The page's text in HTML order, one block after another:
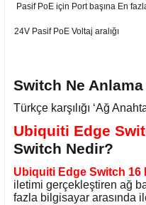
Pasif PoE için Port başına En
24V Pasif PoE Voltaj aralığı
Switch Ne
Türkçe karşılığı ‘Ağ
Ubiquiti Edge
Switch Nedir?
Ubiquiti Edge Switch 16
iletimi gerçekleştiren ağ
fazla bilgisayar arasında